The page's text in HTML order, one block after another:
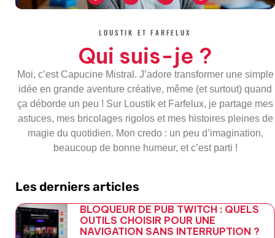
e
o
-
f
t
r
g
-
u
-
g
e
LOUSTIK ET FARFELUX
Qui suis-je ?
Moi, c’est Capucine Mistral. J’adore transformer une simple
idée en grande aventure créative, même (et surtout) quand
ça déborde un peu ! Sur Loustik et Farfelux, je partage mes
astuces, mes bricolages rigolos et mes histoires pleines de
magie du quotidien. Mon credo : un peu d’imagination,
beaucoup de bonne humeur, et c’est parti !
Les derniers articles
BLOQUEUR DE PUB TWITCH : QUELS
OUTILS CHOISIR POUR UNE
NAVIGATION SANS INTERRUPTION ?